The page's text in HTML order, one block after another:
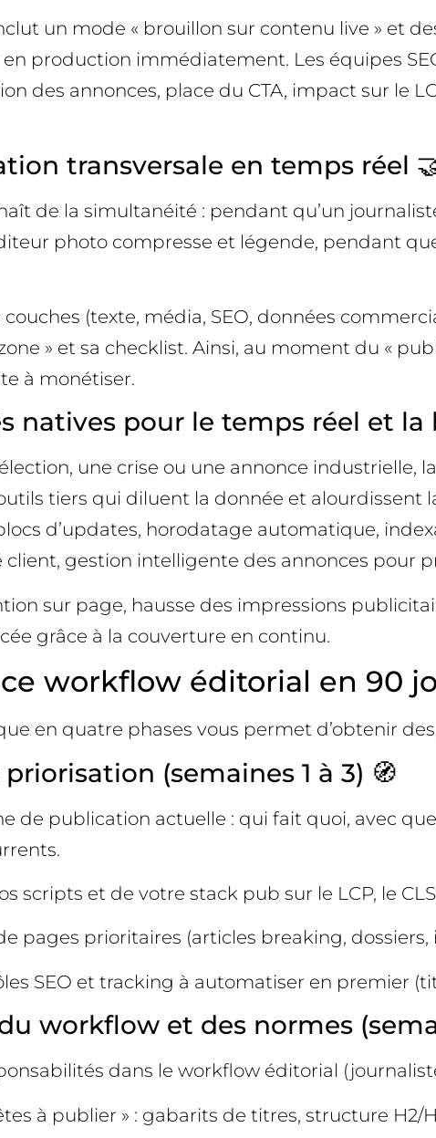
un mode « brouillon sur contenu live » et
en production immédiatement. Les équipes
des annonces, place du CTA, impact sur le
transversale en temps réel
de la simultanéité : pendant qu’un
photo compresse et légende, pendant
(texte, média, SEO, données
» et sa checklist. Ainsi, au moment du «
à monétiser.
natives pour le temps réel et la
une crise ou une annonce industrielle,
tiers qui diluent la donnée et
d’updates, horodatage automatique,
gestion intelligente des annonces pour
sur page, hausse des impressions
grâce à la couverture en continu.
workflow éditorial en 90
en quatre phases vous permet d’obtenir
(semaines 1 à 3) 🧭
de publication actuelle : qui fait quoi, avec
scripts et de votre stack pub sur le LCP, le
pages prioritaires (articles breaking, dossiers,
SEO et tracking à automatiser en premier
workflow et des normes
dans le workflow éditorial
à publier » : gabarits de titres, structure H2/